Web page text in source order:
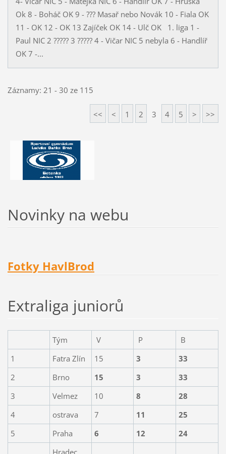
Ok 8 - Boháč OK 9 - ??? Masař nebo Novák 10 - Fiala OK
11 - OK 12 - OK 13 Zajíček OK 14 - Ulč OK 1. liga 1 -
Paul NIC 2 ????? 3 ????? 4 - Vičar NIC 5 nebyla 6 - Handlíř
OK 7 -...
Záznamy: 21 - 30 ze 115
<< < 1 2 3 4 5 > >>
Novinky na webu
Fotky HavlBrod
Extraliga juniorů
Tým V P
B
1
Fatra Zlín 15 3
33
2
Brno 15 3
33
3
Velmez 10 8
28
4
ostrava 7 11
25
5
Praha 6 12 24